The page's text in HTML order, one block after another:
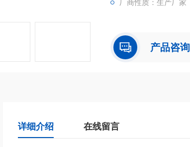
厂商性质：生产厂家
产品咨询
详细介绍 在线留言